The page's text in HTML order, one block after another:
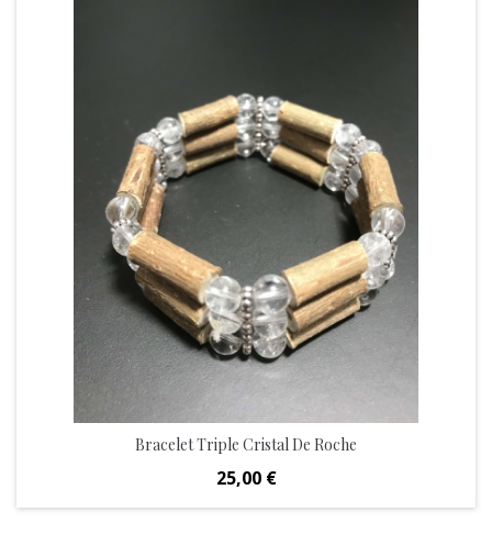
Bracelet Triple Cristal De Roche
Prix
25,00 €